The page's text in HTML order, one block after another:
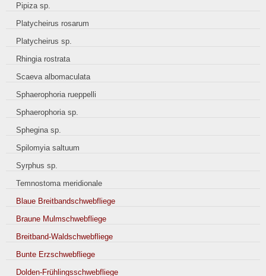
Pipiza sp.
Platycheirus rosarum
Platycheirus sp.
Rhingia rostrata
Scaeva albomaculata
Sphaerophoria rueppelli
Sphaerophoria sp.
Sphegina sp.
Spilomyia saltuum
Syrphus sp.
Temnostoma meridionale
Blaue Breitbandschwebfliege
Braune Mulmschwebfliege
Breitband-Waldschwebfliege
Bunte Erzschwebfliege
Dolden-Frühlingsschwebfliege